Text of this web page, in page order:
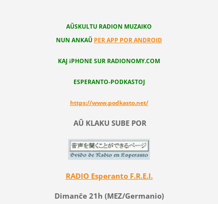
AŬSKULTU RADION MUZAIKO
NUN ANKAŬ PER APP POR ANDROID
KAJ iPHONE SUR RADIONOMY.COM
ESPERANTO-PODKASTOJ
https://www.podkasto.net/
AŬ KLAKU SUBE POR
RADIO Esperanto F.R.E.I.
Dimanĉe 21h (MEZ/Germanio)